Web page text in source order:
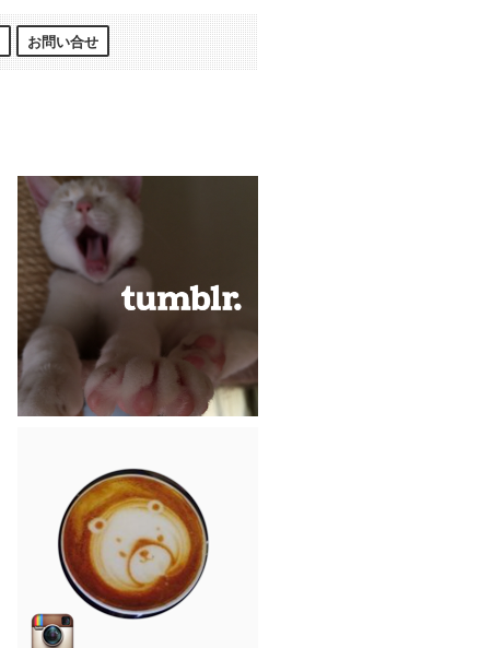
お問い合せ
CREMACOFFEE-TUMBLR